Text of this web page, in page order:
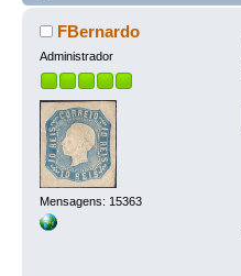
FBernardo
Administrador
Mensagens: 15363